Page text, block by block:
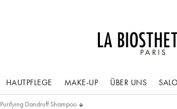
HAUTPFLEGE MAKE-UP ÜBER UNS
Purifying Dandruff Shampoo